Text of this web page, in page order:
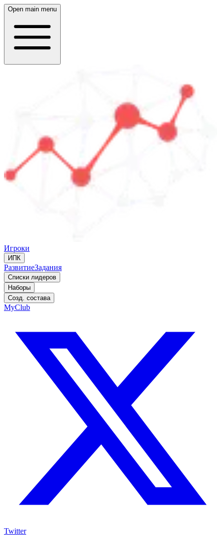
Open main menu
Игроки
ИПК
РазвитиеЗадания
Списки лидеров
Наборы
Созд. состава
MyClub
Twitter